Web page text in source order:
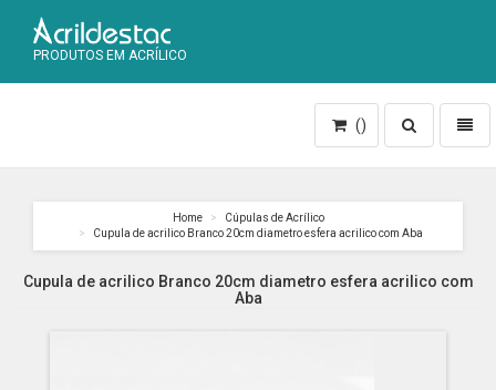
PRODUTOS EM ACRÍLICO
Toggle
search
()
Home
Cúpulas de Acrílico
Cupula de acrilico Branco 20cm diametro esfera acrilico com Aba
Cupula de acrilico Branco 20cm diametro esfera acrilico com
Aba